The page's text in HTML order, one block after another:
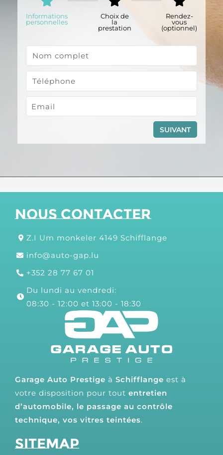
Informations
personnelles
Choix de
la
prestation
Rendez-
vous
(optionnel)
SUIVANT
Nous contacter
Z.I Um monkeler 4149 Schifflange
info@auto-gap.lu
+352 28 77 67 01
Du lundi au vendredi:
08:30 - 12:00 et 13:00 - 18:30
Garage Auto Prestige à Schifflange est à
votre disposition pour tout entretien
d’automobile, le passage au contrôle
technique, vos vitres teintées.
Sitemap